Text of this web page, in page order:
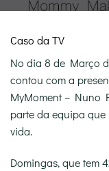
Caso da TV
No dia 8 de Março
contou com a
MyMoment – Nuno
parte da equipa
vida.
Domingas, que tem